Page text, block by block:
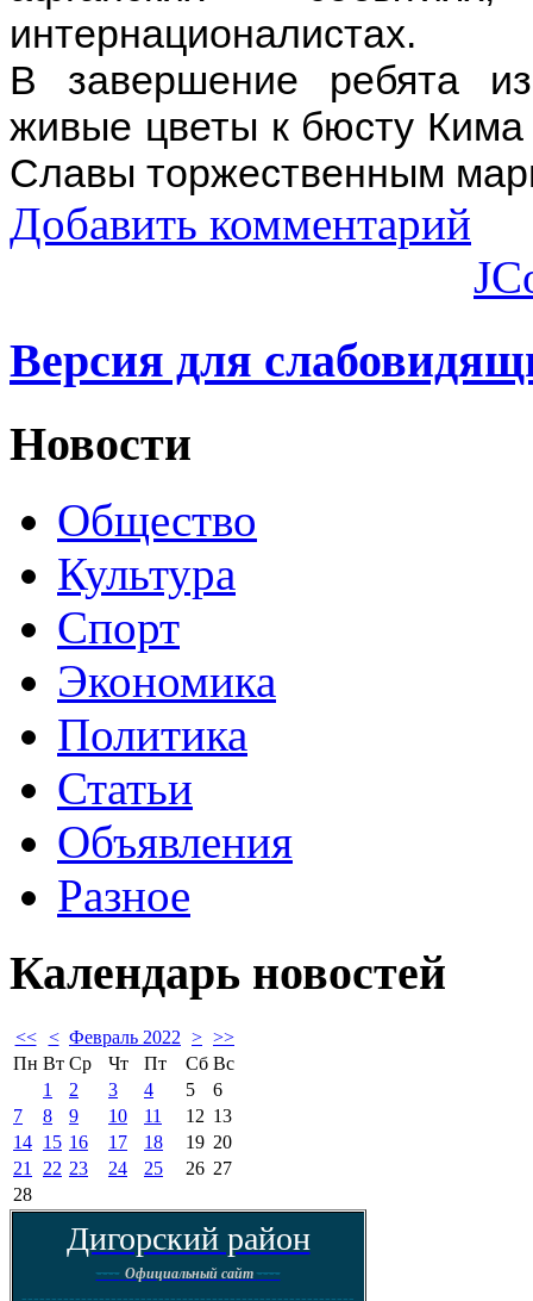
интернационалистах.
В завершение ребята
живые цветы к бюсту
Славы торжественным
Добавить комментарий
Версия для
Новости
Общество
Культура
Спорт
Экономика
Политика
Статьи
Объявления
Разное
Календарь новостей
<< < Февраль 2022 > >>
Пн Вт Ср Чт Пт Сб Вс
1
2 3 4 5
6
7
8 9 10 11 12 13
14 15 16 17 18 19 20
21
22 23 24 25 26 27
28
Дигорский район
---- Официальный сайт----